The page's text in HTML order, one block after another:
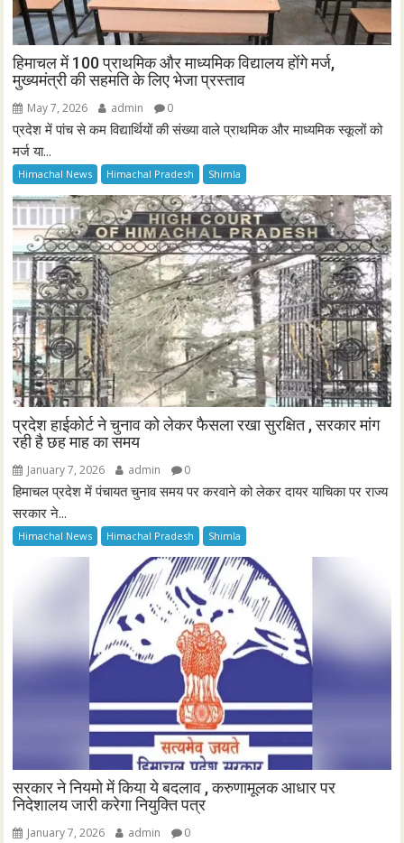
हिमाचल में 100 प्राथमिक और माध्यमिक विद्यालय होंगे मर्ज,
मुख्यमंत्री की सहमति के लिए भेजा प्रस्ताव
May 7, 2026 admin 0
प्रदेश में पांच से कम विद्यार्थियों की संख्या वाले प्राथमिक और माध्यमिक स्कूलों को
मर्ज या...
Himachal News Himachal Pradesh Shimla
प्रदेश हाईकोर्ट ने चुनाव को लेकर फैसला रखा सुरक्षित , सरकार मांग
रही है छह माह का समय
January 7, 2026 admin 0
हिमाचल प्रदेश में पंचायत चुनाव समय पर करवाने को लेकर दायर याचिका पर राज्य
सरकार ने...
Himachal News Himachal Pradesh Shimla
सरकार ने नियमो में किया ये बदलाव , करुणामूलक आधार पर
निदेशालय जारी करेगा नियुक्ति पत्र
January 7, 2026 admin 0